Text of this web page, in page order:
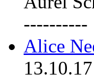
----------
Alice
13.10.17